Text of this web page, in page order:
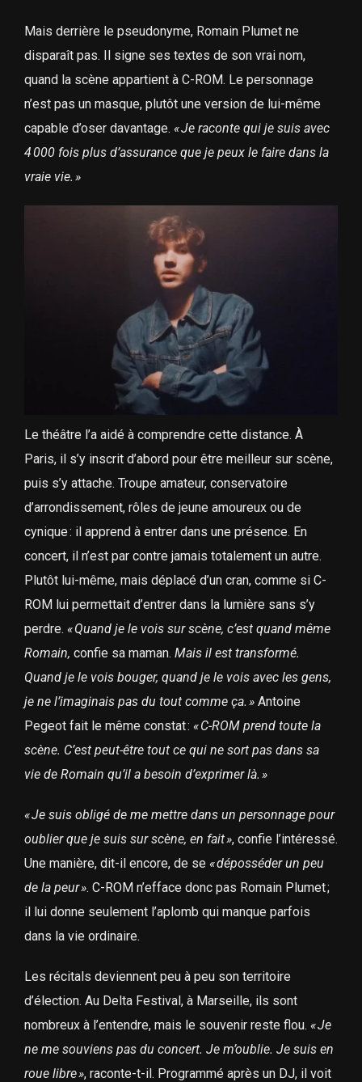
Mais derrière le pseudonyme, Romain Plumet ne
disparaît pas. Il signe ses textes de son vrai nom,
quand la scène appartient à C-ROM. Le personnage
n’est pas un masque, plutôt une version de lui-même
capable d’oser davantage. «Je raconte qui je suis avec
4000 fois plus d’assurance que je peux le faire dans la
vraie vie. »
Le théâtre l’a aidé à comprendre cette distance. À
Paris, il s’y inscrit d’abord pour être meilleur sur scène,
puis s’y attache. Troupe amateur, conservatoire
d’arrondissement, rôles de jeune amoureux ou de
cynique : il apprend à entrer dans une présence. En
concert, il n’est par contre jamais totalement un autre.
Plutôt lui-même, mais déplacé d’un cran, comme si C-
ROM lui permettait d’entrer dans la lumière sans s’y
perdre. «Quand je le vois sur scène, c’est quand même
Romain, confie sa maman. Mais il est transformé.
Quand je le vois bouger, quand je le vois avec les gens,
je ne l’imaginais pas du tout comme ça. » Antoine
Pegeot fait le même constat : «C-ROM prend toute la
scène. C’est peut-être tout ce qui ne sort pas dans sa
vie de Romain qu’il a besoin d’exprimer là. »
«Je suis obligé de me mettre dans un personnage pour
oublier que je suis sur scène, en fait», confie l’intéressé.
Une manière, dit-il encore, de se «déposséder un peu
de la peur». C-ROM n’efface donc pas Romain Plumet ;
il lui donne seulement l’aplomb qui manque parfois
dans la vie ordinaire.
Les récitals deviennent peu à peu son territoire
d’élection. Au Delta Festival, à Marseille, ils sont
nombreux à l’entendre, mais le souvenir reste flou. «Je
ne me souviens pas du concert. Je m’oublie. Je suis en
roue libre», raconte-t-il. Programmé après un DJ, il voit